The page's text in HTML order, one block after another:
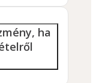
ha